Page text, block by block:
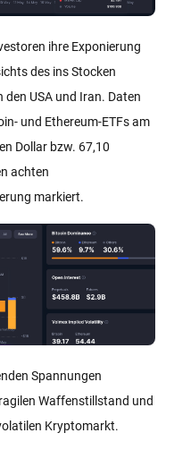
ihre Exponierung
des ins Stocken
USA und Iran. Daten
und Ethereum-ETFs am
Dollar bzw. 67,10
achten
markiert.
Spannungen
Waffenstillstand und
Kryptomarkt.